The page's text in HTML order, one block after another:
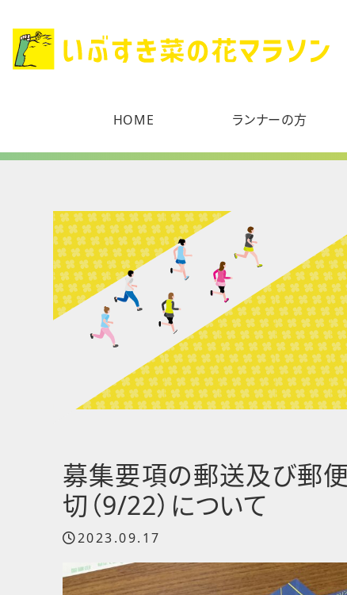
HOME ランナーの方
募集要項の郵送及び郵
切（9/22）について
2023.09.17